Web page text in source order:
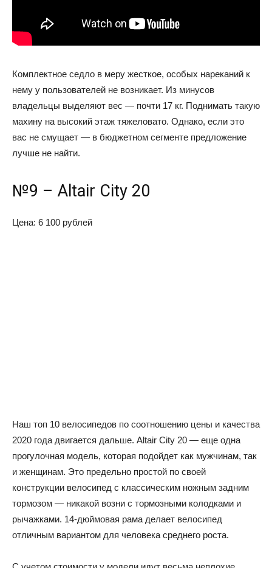
Комплектное седло в меру жесткое, особых нареканий к
нему у пользователей не возникает. Из минусов
владельцы выделяют вес — почти 17 кг. Поднимать такую
махину на высокий этаж тяжеловато. Однако, если это
вас не смущает — в бюджетном сегменте предложение
лучше не найти.
№9 – Altair City 20
Цена: 6 100 рублей
Наш топ 10 велосипедов по соотношению цены и качества
2020 года двигается дальше. Altair City 20 — еще одна
прогулочная модель, которая подойдет как мужчинам, так
и женщинам. Это предельно простой по своей
конструкции велосипед с классическим ножным задним
тормозом — никакой возни с тормозными колодками и
рычажками. 14-дюймовая рама делает велосипед
отличным вариантом для человека среднего роста.